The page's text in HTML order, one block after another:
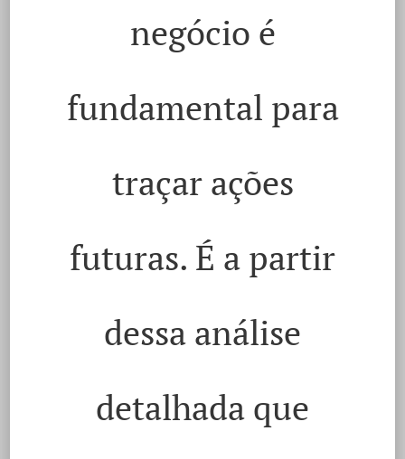
negócio é
fundamental para
traçar ações
futuras. É a partir
dessa análise
detalhada que